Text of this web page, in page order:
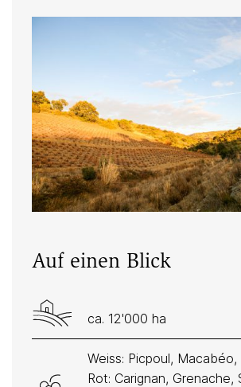
Auf einen Blick
ca. 12'000 ha
Weiss: Picpoul,
Rot: Carignan, Grenache,